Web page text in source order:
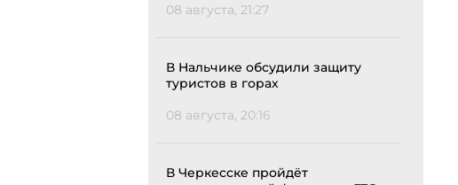
08 августа, 21:27
В Нальчике обсудили защиту
туристов в горах
08 августа, 20:16
В Черкесске пройдёт